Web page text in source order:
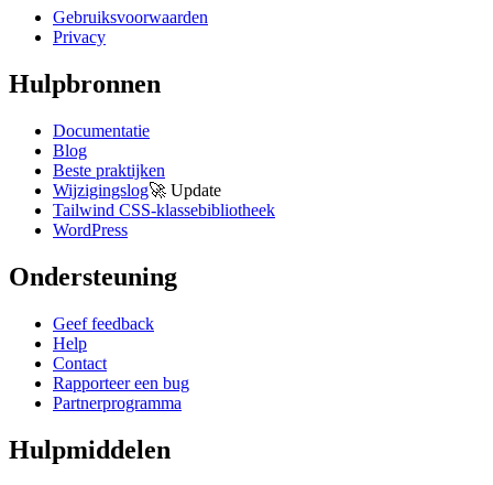
Gebruiksvoorwaarden
Privacy
Hulpbronnen
Documentatie
Blog
Beste praktijken
Wijzigingslog🚀 Update
Tailwind CSS-klassebibliotheek
WordPress
Ondersteuning
Geef feedback
Help
Contact
Rapporteer een bug
Partnerprogramma
Hulpmiddelen